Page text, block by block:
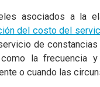
asociados a la
del costo del
de
como la frecuencia
o cuando las